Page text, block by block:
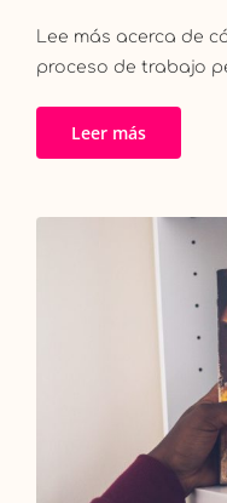
Lee más acerca de
proceso de trabajo
Leer más